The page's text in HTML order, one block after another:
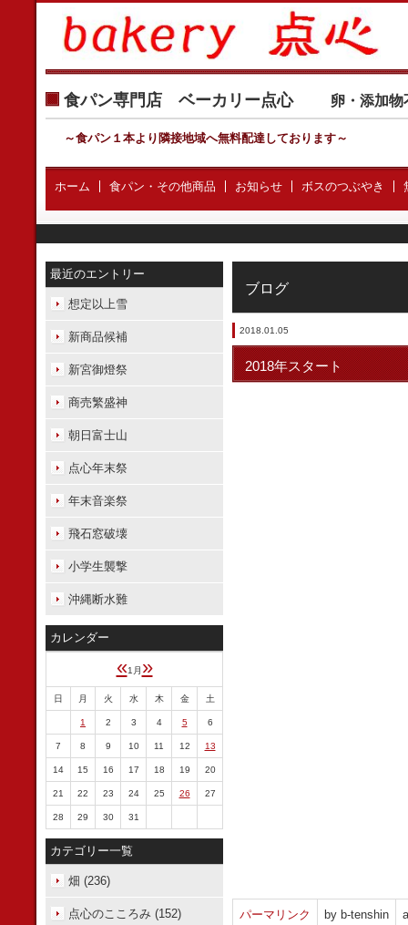
食パン専門店 ベーカリー点心 卵・添加
～食パン１本より隣接地域へ無料配達しております～
ホーム 食パン・その他商品 お知らせ ボスのつぶやき
ブログ
2018.01.05
2018年スタート
パーマリンク by b-tenshin
最近のエントリー
想定以上雪
新商品候補
新宮御燈祭
商売繁盛神
朝日富士山
点心年末祭
年末音楽祭
飛石窓破壊
小学生襲撃
沖縄断水難
カレンダー
«1月 »
日 月 火 水 木 金 土
1 2 3 4 5 6
7 8 9 10 11 12 13
14 15 16 17 18 19 20
21 22 23 24 25 26 27
28 29 30 31
カテゴリー一覧
畑 (236)
点心のこころみ (152)